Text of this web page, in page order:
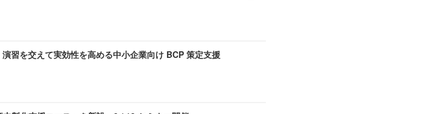
習を交えて実効性を高める中小企業向け BCP 策定支援